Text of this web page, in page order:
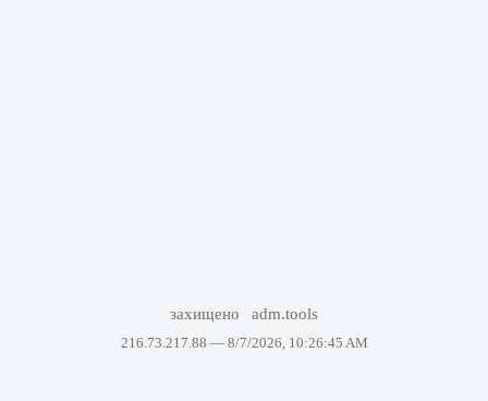
захищено adm.tools
216.73.217.88 — 8/7/2026, 10:26:45 AM